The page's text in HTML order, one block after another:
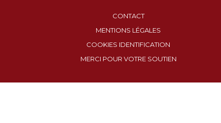
CONTACT
MENTIONS LÉGALES
COOKIES IDENTIFICATION
MERCI POUR VOTRE SOUTIEN